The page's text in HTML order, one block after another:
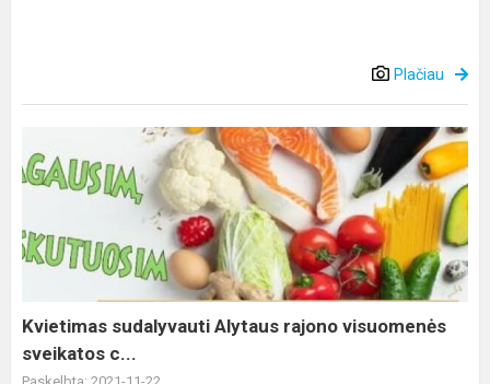
Plačiau
sudalyvauti
Alytaus
visuomenės
sveikatos
Kvietimas sudalyvauti Alytaus rajono visuomenės
sveikatos c...